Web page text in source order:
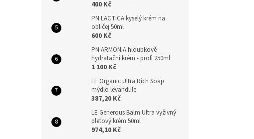
400 Kč
PN LACTICA kyselý krém na
obličej 50ml
600 Kč
PN ARMONIA hloubkově
hydratační krém - profi 250ml
1 100 Kč
LE Organic Ultra Rich Soap
mýdlo levandule
387,20 Kč
LE Generous Balm Ultra vyživný
pleťový krém 50ml
974,10 Kč